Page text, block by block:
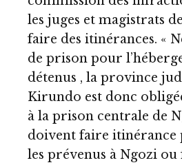
les juges et magistrats
faire des itinérances. «
de prison pour
détenus , la province
Kirundo est donc
à la prison centrale de
doivent faire itinérance
les prévenus à Ngozi ou